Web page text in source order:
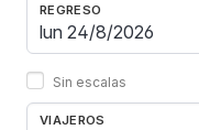
REGRESO
Sin escalas
VIAJEROS